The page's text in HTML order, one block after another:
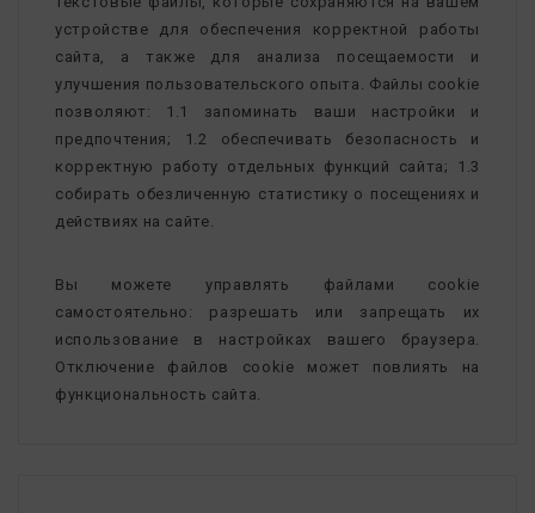
устройстве для обеспечения корректной работы
сайта, а также для анализа посещаемости и
улучшения пользовательского опыта. Файлы cookie
позволяют: 1.1 запоминать ваши настройки и
предпочтения; 1.2 обеспечивать безопасность и
корректную работу отдельных функций сайта; 1.3
собирать обезличенную статистику о посещениях и
действиях на сайте.
Вы можете управлять файлами cookie
самостоятельно: разрешать или запрещать их
использование в настройках вашего браузера.
Отключение файлов cookie может повлиять на
функциональность сайта.